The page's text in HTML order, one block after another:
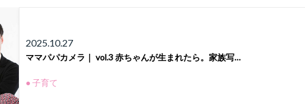
2025.10.27
ママパパカメラ｜ vol.3 赤ちゃんが生まれたら。家族写…
● 子育て